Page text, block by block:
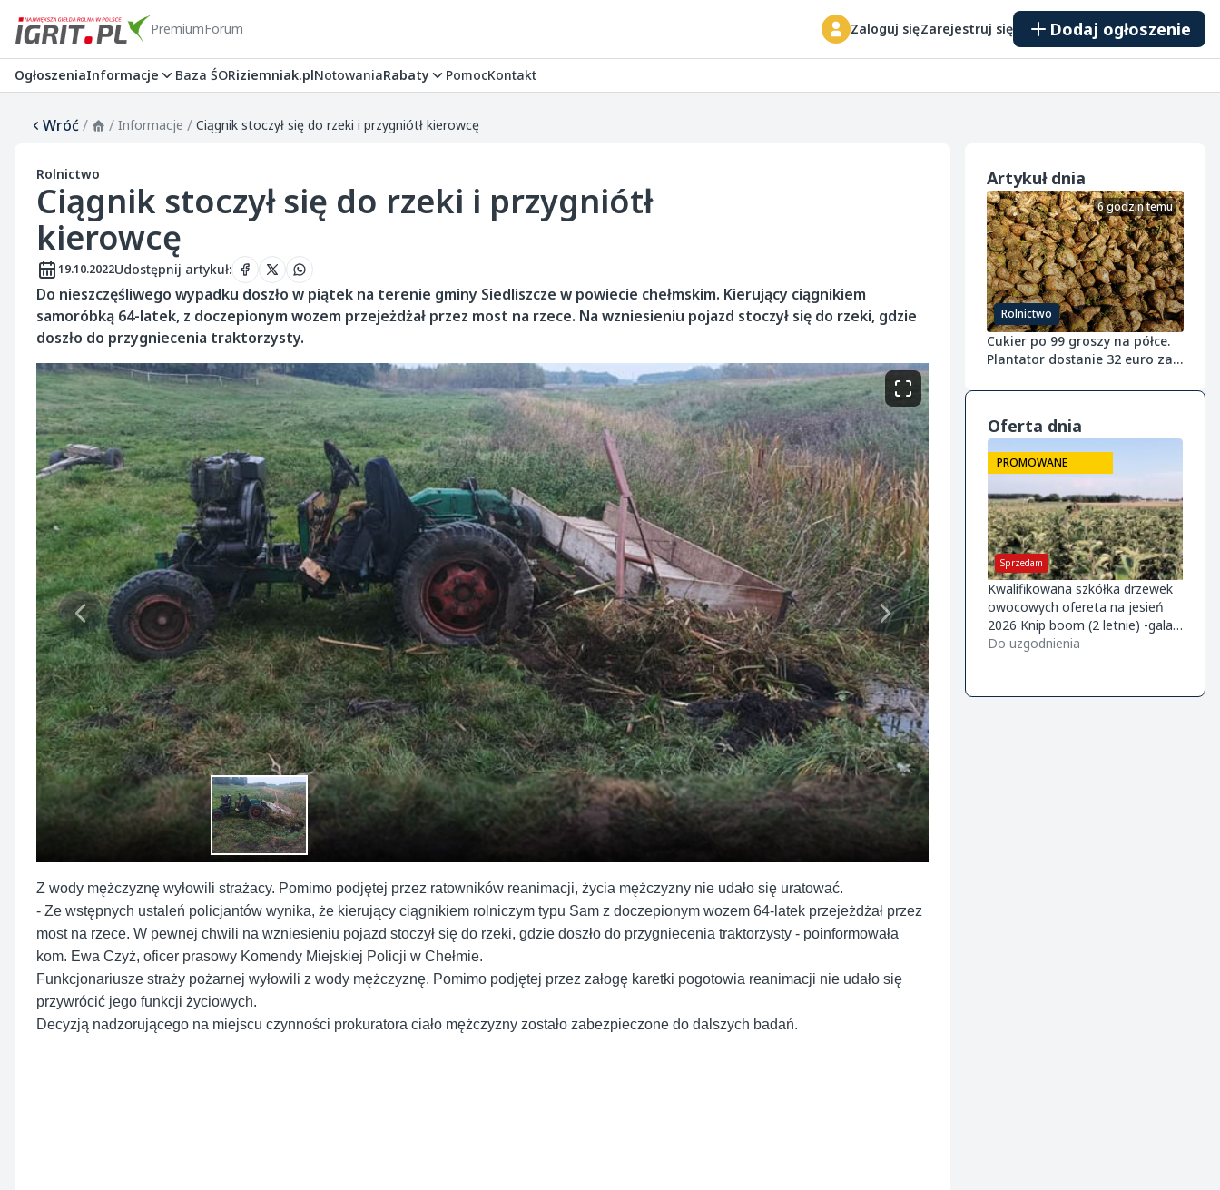
PremiumForum Zaloguj sięZarejestruj się Dodaj ogłoszenie
OgłoszeniaInformacje Baza ŚORiziemniak.plNotowaniaRabaty PomocKontakt
Wróć/ / Informacje / Ciągnik stoczył się do rzeki i przygniótł kierowcę
Rolnictwo
Ciągnik stoczył się do rzeki i przygniótł
kierowcę
19.10.2022Udostępnij artykuł:
Do nieszczęśliwego wypadku doszło w piątek na terenie gminy Siedliszcze w powiecie chełmskim. Kierujący ciągnikiem
samoróbką 64-latek, z doczepionym wozem przejeżdżał przez most na rzece. Na wzniesieniu pojazd stoczył się do rzeki, gdzie
doszło do przygniecenia traktorzysty.
Z wody mężczyznę wyłowili strażacy. Pomimo podjętej przez ratowników reanimacji, życia mężczyzny nie udało się uratować.
- Ze wstępnych ustaleń policjantów wynika, że kierujący ciągnikiem rolniczym typu Sam z doczepionym wozem 64-latek przejeżdżał przez
most na rzece. W pewnej chwili na wzniesieniu pojazd stoczył się do rzeki, gdzie doszło do przygniecenia traktorzysty - poinformowała
kom. Ewa Czyż, oficer prasowy Komendy Miejskiej Policji w Chełmie.
Funkcjonariusze straży pożarnej wyłowili z wody mężczyznę. Pomimo podjętej przez załogę karetki pogotowia reanimacji nie udało się
przywrócić jego funkcji życiowych.
Decyzją nadzorującego na miejscu czynności prokuratora ciało mężczyzny zostało zabezpieczone do dalszych badań.
Artykuł dnia
Rolnictwo
6 godzin temu
Cukier po 99 groszy na półce.
Plantator dostanie 32 euro za
Oferta dnia
Sprzedam
PROMOWANE
Kwalifikowana szkółka drzewek
owocowych ofereta na jesień
2026 Knip boom (2 letnie) -gala
m9/m26 -golden m9 -jeronimo
Do uzgodnienia